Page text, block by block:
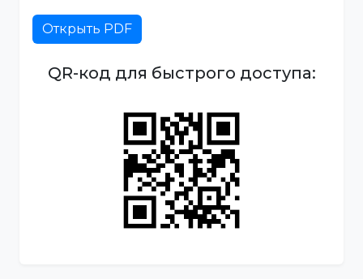
Открыть PDF
QR-код для быстрого доступа: